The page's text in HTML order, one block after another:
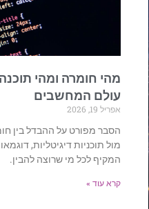
מהי חומרה ומהי
עולם המחשבים
אפריל 19, 2026
הסבר מפורט על ההבדל בין
מול תוכניות דיגיטליות,
המקיף לכל מי שרוצה להבין.
קרא עוד »